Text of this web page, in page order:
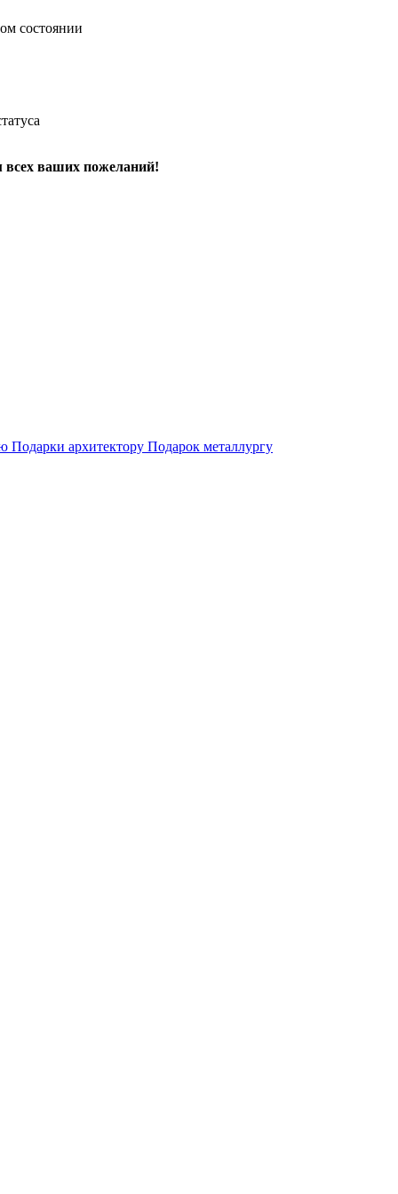
состоянии
всех ваших пожеланий!
Подарки архитектору Подарок металлургу